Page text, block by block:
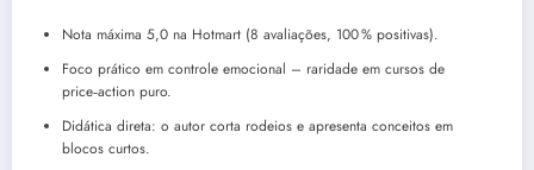
Nota máxima 5,0 na Hotmart (8 avaliações, 100 % positivas).
Foco prático em controle emocional – raridade em cursos de
price‑action puro.
Didática direta: o autor corta rodeios e apresenta conceitos em
blocos curtos.